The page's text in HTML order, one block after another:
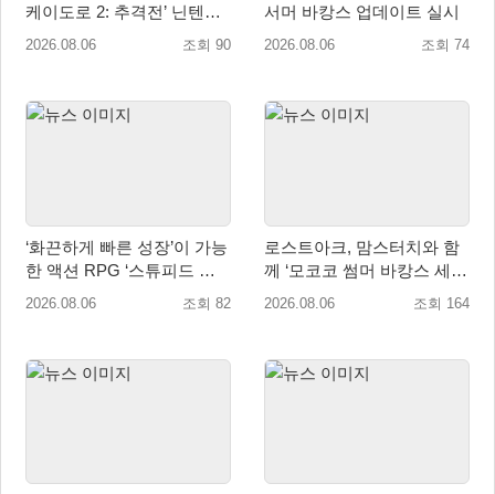
케이도로 2: 추격전’ 닌텐도
eShop 출시
2026.08.06 조회 90
서머 바캉스 업데이트 실시
2026.08.06 조회 74
‘화끈하게 빠른 성장’이 가능
한 액션 RPG ‘스튜피드 네
버 다이즈’ 패키지판 예약판
2026.08.06 조회 82
로스트아크, 맘스터치와 함
께 ‘모코코 썸머 바캉스 세
트’ 출시
2026.08.06 조회 164